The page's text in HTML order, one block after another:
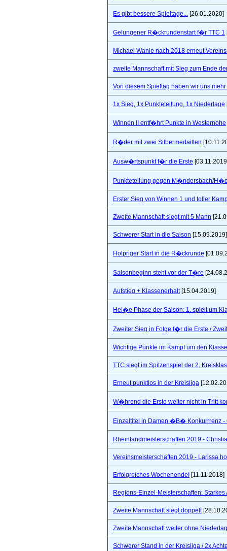
Es gibt bessere Spieltage... [26.01.2020]
Gelungener R�ckrundenstart f�r TTC 1
Michael Wanie nach 2018 erneut
zweite Mannschaft mit Sieg zum Ende
Von diesem Spieltag haben wir uns mehr
1x Sieg, 1x Punkteteilung, 1x Niederlage
Winnen II entf�hrt Punkte in Westernohe
R�der mit zwei Silbermedaillen
Ausw�rtspunkt f�r die Erste
Punkteteilung gegen M�ndersbach/
Erster Sieg von Winnen 1 und toller
Zweite Mannschaft siegt mit 5 Mann
Schwerer Start in die Saison [15.09.2019]
Holpriger Start in die R�ckrunde
Saisonbeginn steht vor der T�re
Aufstieg + Klassenerhalt[15.04.2019]
Hei�e Phase der Saison: 1. spielt um
Zweiter Sieg in Folge f�r die Erste /
Wichtige Punkte im Kampf um den
TTC siegt im Spitzenspiel der 2.
Erneut punktlos in der Kreisliga
W�hrend die Erste weiter nicht in Tritt
Einzeltitel in Damen �B� Konkurrrenz
Rheinlandmeisterschaften 2019 -
Vereinsmeisterschaften 2019 - Larissa
Erfolgreiches Wochenende! [11.11.2018]
Regions-Einzel-Meisterschaften:
Zweite Mannschaft siegt doppelt
Zweite Mannschaft weiter ohne
Schwerer Stand in der Kreisliga / 2x